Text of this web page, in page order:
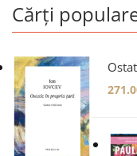
Cărți